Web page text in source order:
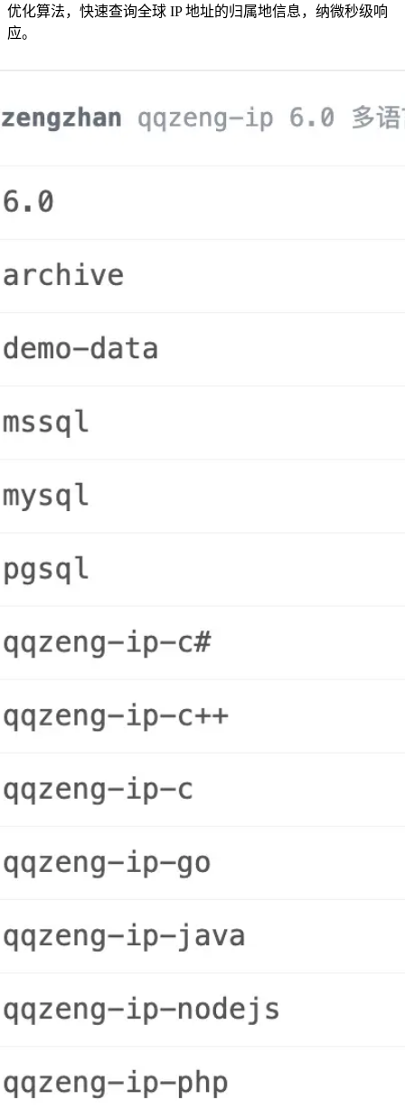
优化算法，快速查询全球 IP 地址的归属地信息，纳微秒级响
应。
数据库导入
提供脚本支持将数据导入 Mysql、Mssql、Pgsq、Redis 等数据
库，方便集成。